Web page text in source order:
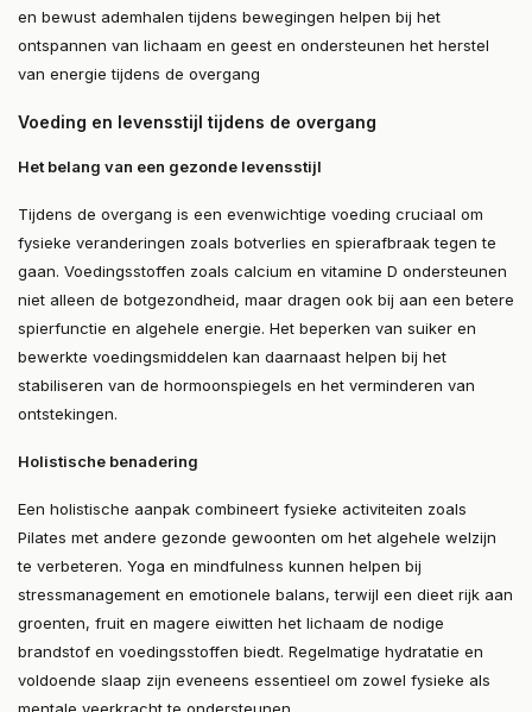
en bewust ademhalen tijdens bewegingen helpen bij het
ontspannen van lichaam en geest en ondersteunen het herstel
van energie tijdens de overgang​
Voeding en levensstijl tijdens de overgang
Het belang van een gezonde levensstijl
Tijdens de overgang is een evenwichtige voeding cruciaal om
fysieke veranderingen zoals botverlies en spierafbraak tegen te
gaan. Voedingsstoffen zoals calcium en vitamine D ondersteunen
niet alleen de botgezondheid, maar dragen ook bij aan een betere
spierfunctie en algehele energie. Het beperken van suiker en
bewerkte voedingsmiddelen kan daarnaast helpen bij het
stabiliseren van de hormoonspiegels en het verminderen van
ontstekingen​.
Holistische benadering
Een holistische aanpak combineert fysieke activiteiten zoals
Pilates met andere gezonde gewoonten om het algehele welzijn
te verbeteren. Yoga en mindfulness kunnen helpen bij
stressmanagement en emotionele balans, terwijl een dieet rijk aan
groenten, fruit en magere eiwitten het lichaam de nodige
brandstof en voedingsstoffen biedt. Regelmatige hydratatie en
voldoende slaap zijn eveneens essentieel om zowel fysieke als